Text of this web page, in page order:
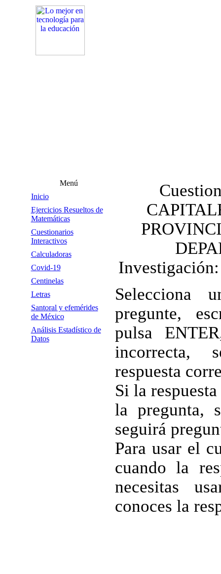
Menú
Inicio
Ejercicios Resueltos de
Matemáticas
Cuestionarios
Interactivos
Calculadoras
Covid-19
Centinelas
Letras
Santoral y efemérides
de México
Análisis Estadístico de
Datos
Selecciona
pregunte,
pulsa
incorrecta,
respuesta
Si la
la pregunta,
seguirá
Para usar el
cuando la
necesitas
conoces la